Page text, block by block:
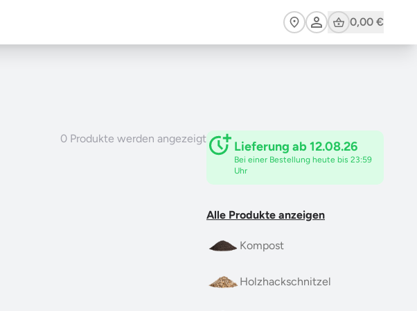
Cart0,00 €
0 Produkte werden angezeigt
Lieferung ab 12.08.26
Bei einer Bestellung heute bis 23:59
Uhr
Alle Produkte anzeigen
Kompost
Holzhackschnitzel